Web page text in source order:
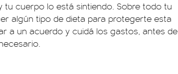
tu cuerpo lo está sintiendo. Sobre todo tu
algún tipo de dieta para protegerte esta
a un acuerdo y cuidá los gastos, antes de